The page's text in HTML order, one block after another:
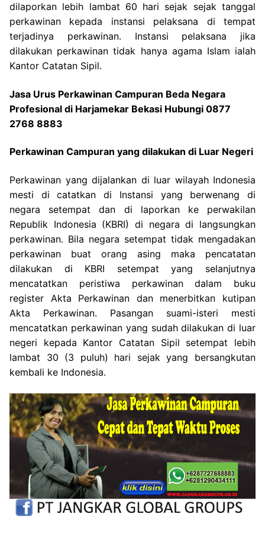
dilaporkan lebih lambat 60 hari sejak sejak tanggal
perkawinan kepada instansi pelaksana di tempat
terjadinya perkawinan. Instansi pelaksana jika
dilakukan perkawinan tidak hanya agama Islam ialah
Kantor Catatan Sipil.
Jasa Urus Perkawinan Campuran Beda Negara
Profesional di Harjamekar Bekasi Hubungi 0877
2768 8883
Perkawinan Campuran yang dilakukan di Luar Negeri
Perkawinan yang dijalankan di luar wilayah Indonesia
mesti di catatkan di Instansi yang berwenang di
negara setempat dan di laporkan ke perwakilan
Republik Indonesia (KBRI) di negara di langsungkan
perkawinan. Bila negara setempat tidak mengadakan
perkawinan buat orang asing maka pencatatan
dilakukan di KBRI setempat yang selanjutnya
mencatatkan peristiwa perkawinan dalam buku
register Akta Perkawinan dan menerbitkan kutipan
Akta Perkawinan. Pasangan suami-isteri mesti
mencatatkan perkawinan yang sudah dilakukan di luar
negeri kepada Kantor Catatan Sipil setempat lebih
lambat 30 (3 puluh) hari sejak yang bersangkutan
kembali ke Indonesia.